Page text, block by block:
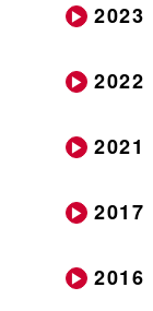
2023
2022
2021
2017
2016